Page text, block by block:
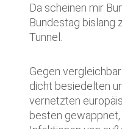
Da scheinen mir
Bundestag bislang
Tunnel.
Gegen
dicht besiedelten
vernetzten
besten